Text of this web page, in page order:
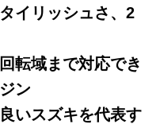
イリッシュさ、2
転域まで対応でき
ン
いスズキを代表す